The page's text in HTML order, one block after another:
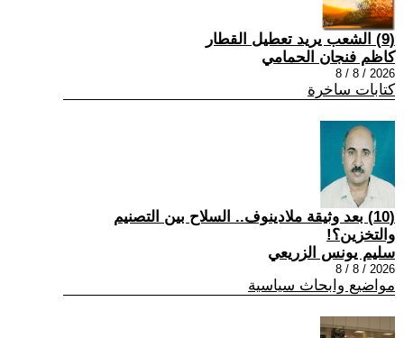
(9) الشعب يريد تعطيل القطار
كاظم فنجان الحمامي
2026 / 8 / 8
كتابات ساخرة
(10) بعد وثيقة ملادينوف.. السلاح بين التصنيم
والتخزين؟!
سليم يونس الزريعي
2026 / 8 / 8
مواضيع وابحاث سياسية